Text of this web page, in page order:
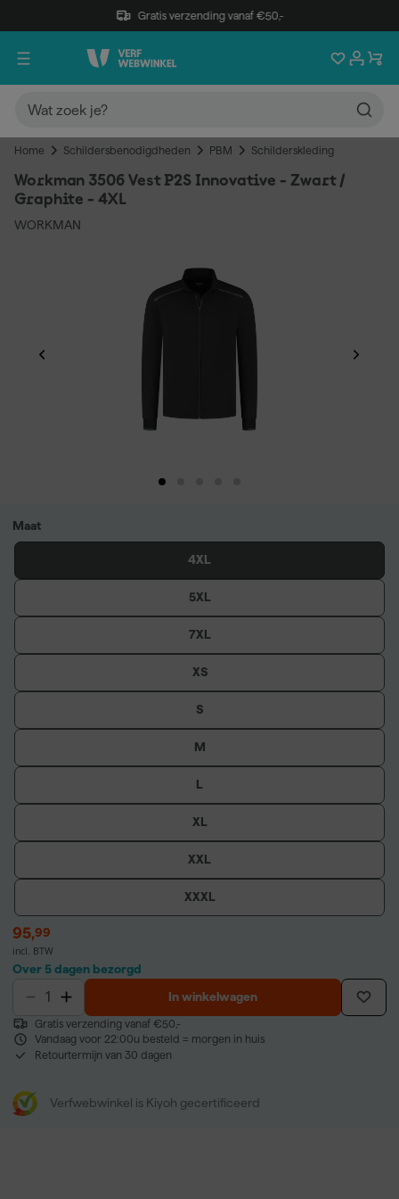
Gratis verzending vanaf €50,-
Home Schildersbenodigdheden PBM Schilderskleding
Workman 3506 Vest P2S Innovative - Zwart /
Graphite - 4XL
WORKMAN
Maat
4XL
5XL
7XL
XS
S
M
L
XL
XXL
XXXL
95,99
incl. BTW
Over 5 dagen bezorgd
In winkelwagen
Gratis verzending vanaf €50,-
Vandaag voor 22:00u besteld = morgen in huis
Retourtermijn van 30 dagen
Verfwebwinkel is Kiyoh gecertificeerd